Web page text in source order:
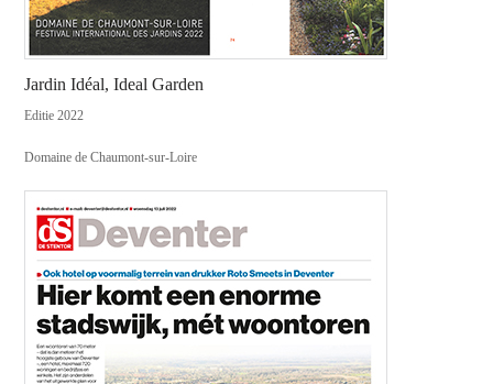
Jardin Idéal, Ideal Garden
Editie 2022
Domaine de Chaumont-sur-Loire